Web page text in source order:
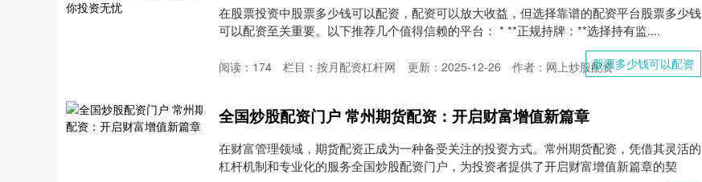
在股票投资中股票多少钱可以配资，配资可以放大收益，但选择靠谱的配资平台股票多少钱
可以配资至关重要。以下推荐几个值得信赖的平台： * **正规持牌：**选择持有监....
股票多少钱可以配资
更新：2025-12-26 作者：网上炒股配资
阅读： 174 栏目： 按月配资杠杆网
全国炒股配资门户 常州期货配资：开启财富增值新篇章
在财富管理领域，期货配资正成为一种备受关注的投资方式。常州期货配资，凭借其灵活的
杠杆机制和专业化的服务全国炒股配资门户，为投资者提供了开启财富增值新篇章的契